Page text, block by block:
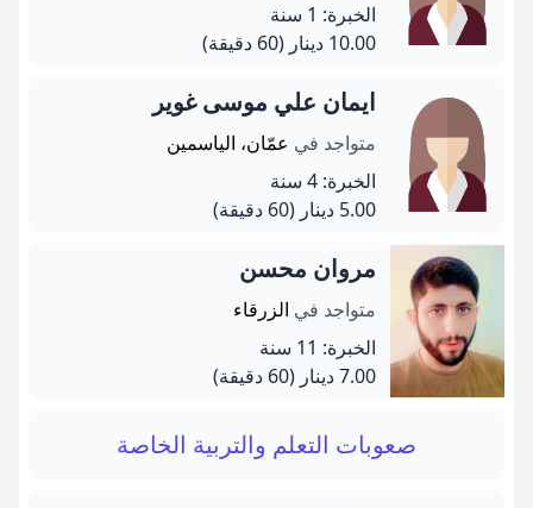
الخبرة: 1 سنة
10.00 دينار
(60 دقيقة)
ايمان علي موسى غوير
متواجد في عمّان، الياسمين
الخبرة: 4 سنة
5.00 دينار
(60 دقيقة)
مروان محسن
متواجد في الزرقاء
الخبرة: 11 سنة
7.00 دينار
(60 دقيقة)
صعوبات التعلم والتربية الخاصة